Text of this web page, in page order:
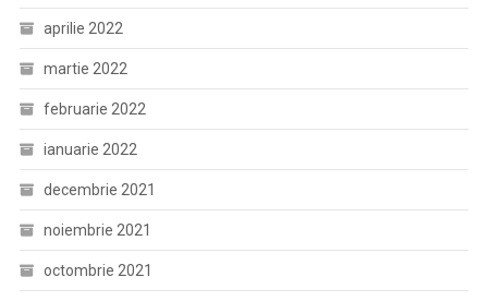
aprilie 2022
martie 2022
februarie 2022
ianuarie 2022
decembrie 2021
noiembrie 2021
octombrie 2021